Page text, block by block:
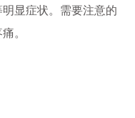
显症状。需要注意的
。